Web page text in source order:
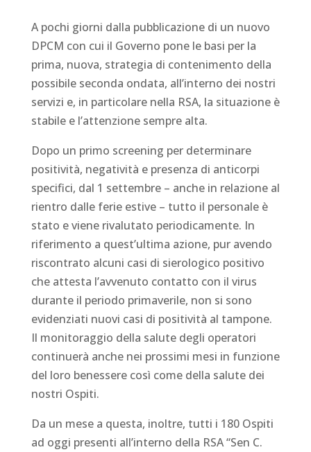
A pochi giorni dalla pubblicazione di un nuovo
DPCM con cui il Governo pone le basi per la
prima, nuova, strategia di contenimento della
possibile seconda ondata, all’interno dei nostri
servizi e, in particolare nella RSA, la situazione è
stabile e l’attenzione sempre alta.
Dopo un primo screening per determinare
positività, negatività e presenza di anticorpi
specifici, dal 1 settembre – anche in relazione al
rientro dalle ferie estive – tutto il personale è
stato e viene rivalutato periodicamente. In
riferimento a quest’ultima azione, pur avendo
riscontrato alcuni casi di sierologico positivo
che attesta l’avvenuto contatto con il virus
durante il periodo primaverile, non si sono
evidenziati nuovi casi di positività al tampone.
Il monitoraggio della salute degli operatori
continuerà anche nei prossimi mesi in funzione
del loro benessere così come della salute dei
nostri Ospiti.
Da un mese a questa, inoltre, tutti i 180 Ospiti
ad oggi presenti all’interno della RSA “Sen C.